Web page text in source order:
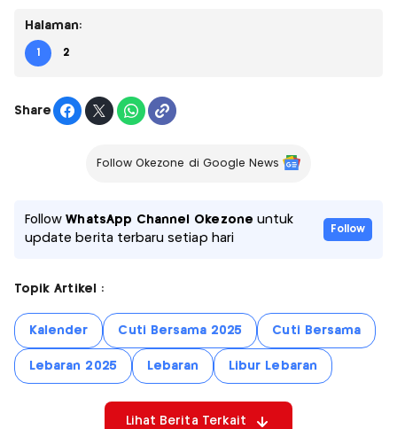
Halaman:
1 2
Share
Follow Okezone di Google News
FollowWhatsApp Channel Okezone untuk
update berita terbaru setiap hari
Follow
Topik Artikel :
Kalender Cuti Bersama 2025 Cuti Bersama
Lebaran 2025 Lebaran Libur Lebaran
Lihat Berita Terkait